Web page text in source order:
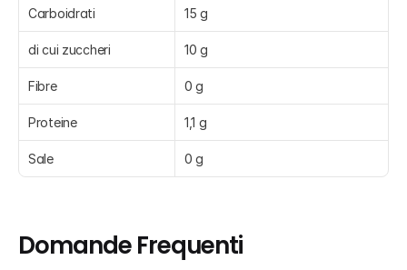
Carboidrati 15 g
di cui zuccheri 10 g
Fibre 0 g
Proteine 1,1 g
Sale 0 g
Domande Frequenti